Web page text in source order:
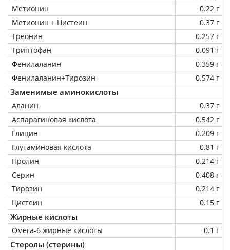
Метионин
0.22 г
Метионин + Цистеин
0.37 г
Треонин
0.257 г
Триптофан
0.091 г
Фенилаланин
0.359 г
Фенилаланин+Тирозин
0.574 г
Заменимые аминокислоты
Аланин
0.37 г
Аспарагиновая кислота
0.542 г
Глицин
0.209 г
Глутаминовая кислота
0.81 г
Пролин
0.214 г
Серин
0.408 г
Тирозин
0.214 г
Цистеин
0.15 г
Жирные кислоты
Омега-6 жирные кислоты 0.1 г
Стеролы (стерины)